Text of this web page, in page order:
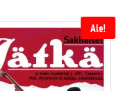
Ale!